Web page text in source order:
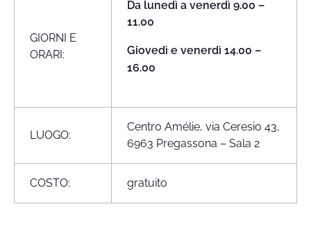
GIORNI E
ORARI:
Da lunedì a venerdì 9.00 –
11.00
Giovedì e venerdì 14.00 –
16.00
LUOGO:
Centro Amélie, via Ceresio 43,
6963 Pregassona – Sala 2
COSTO: gratuito